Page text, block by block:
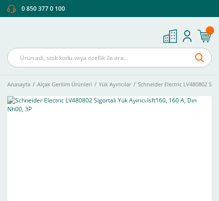
0 850 377 0 100
Anasayfa Alçak Gerilim Ürünleri Yük Ayırıcılar Schneider Electric LV480802